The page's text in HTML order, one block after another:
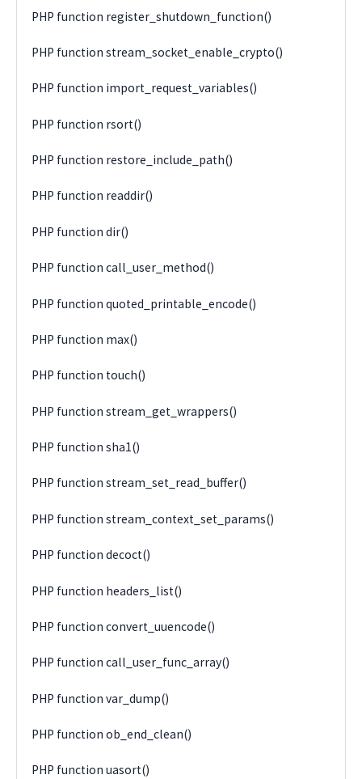
PHP function register_shutdown_function()
PHP function stream_socket_enable_crypto()
PHP function import_request_variables()
PHP function rsort()
PHP function restore_include_path()
PHP function readdir()
PHP function dir()
PHP function call_user_method()
PHP function quoted_printable_encode()
PHP function max()
PHP function touch()
PHP function stream_get_wrappers()
PHP function sha1()
PHP function stream_set_read_buffer()
PHP function stream_context_set_params()
PHP function decoct()
PHP function headers_list()
PHP function convert_uuencode()
PHP function call_user_func_array()
PHP function var_dump()
PHP function ob_end_clean()
PHP function uasort()